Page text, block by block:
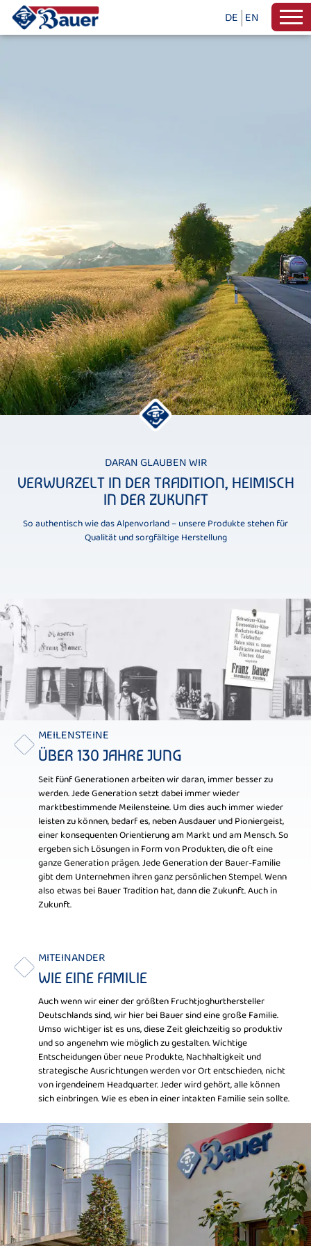
DE EN
DARAN GLAUBEN WIR
VERWURZELT IN DER TRADITION, HEIMISCH
IN DER ZUKUNFT
So authentisch wie das Alpenvorland – unsere Produkte stehen für
Qualität und sorgfältige Herstellung
MEILENSTEINE
ÜBER 130 JAHRE JUNG
Seit fünf Generationen arbeiten wir daran, immer besser zu
werden. Jede Generation setzt dabei immer wieder
marktbestimmende Meilensteine. Um dies auch immer wieder
leisten zu können, bedarf es, neben Ausdauer und Pioniergeist,
einer konsequenten Orientierung am Markt und am Mensch. So
ergeben sich Lösungen in Form von Produkten, die oft eine
ganze Generation prägen. Jede Generation der Bauer-Familie
gibt dem Unternehmen ihren ganz persönlichen Stempel. Wenn
also etwas bei Bauer Tradition hat, dann die Zukunft. Auch in
Zukunft.
MITEINANDER
WIE EINE FAMILIE
Auch wenn wir einer der größten Fruchtjoghurthersteller
Deutschlands sind, wir hier bei Bauer sind eine große Familie.
Umso wichtiger ist es uns, diese Zeit gleichzeitig so produktiv
und so angenehm wie möglich zu gestalten. Wichtige
Entscheidungen über neue Produkte, Nachhaltigkeit und
strategische Ausrichtungen werden vor Ort entschieden, nicht
von irgendeinem Headquarter. Jeder wird gehört, alle können
sich einbringen. Wie es eben in einer intakten Familie sein sollte.